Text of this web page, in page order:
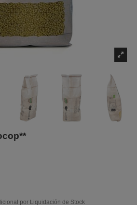
por Liquidación de Stock